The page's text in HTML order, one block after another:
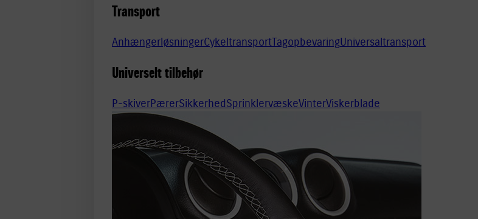
Transport
AnhængerløsningerCykeltransportTagopbevaringUniversaltransport
Universelt tilbehør
P-skiverPærerSikkerhedSprinklervæskeVinterViskerblade